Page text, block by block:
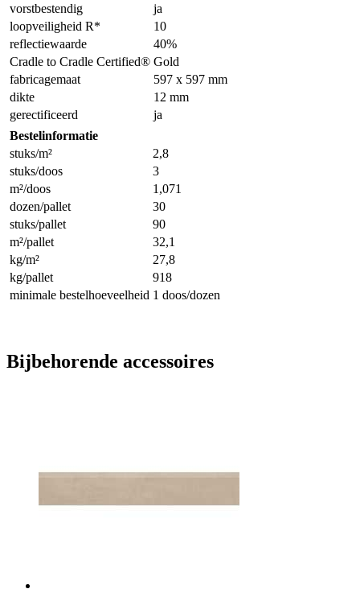
vorstbestendig
ja
loopveiligheid R*
10
reflectiewaarde
40%
Cradle to Cradle Certified® Gold
fabricagemaat
597 x 597 mm
dikte
12 mm
gerectificeerd
ja
Bestelinformatie
stuks/m²
2,8
stuks/doos
3
m²/doos
1,071
dozen/pallet
30
stuks/pallet
90
m²/pallet
32,1
kg/m²
27,8
kg/pallet
918
minimale bestelhoeveelheid 1 doos/dozen
Bijbehorende accessoires